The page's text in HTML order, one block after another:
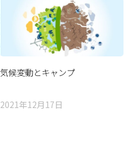
気候変動とキャンプ
2021年12月17日